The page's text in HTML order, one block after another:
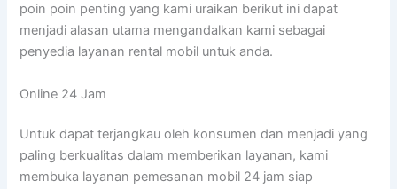
poin poin penting yang kami uraikan berikut ini dapat
menjadi alasan utama mengandalkan kami sebagai
penyedia layanan rental mobil untuk anda.
Online 24 Jam
Untuk dapat terjangkau oleh konsumen dan menjadi yang
paling berkualitas dalam memberikan layanan, kami
membuka layanan pemesanan mobil 24 jam siap